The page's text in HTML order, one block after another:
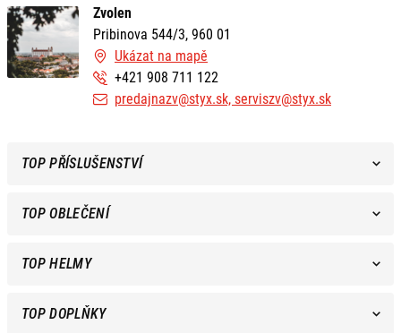
Zvolen
+421 908 711 122
predajnazv@styx.sk, serviszv@styx.sk
Pribinova 544/3, 960 01
Ukázat na mapě
TOP PŘÍSLUŠENSTVÍ
TOP OBLEČENÍ
TOP HELMY
TOP DOPLŇKY